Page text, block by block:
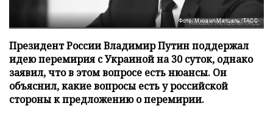
Фото: Михаил Метцель/ТАСС
Президент России Владимир Путин поддержал
идею перемирия с Украиной на 30 суток, однако
заявил, что в этом вопросе есть нюансы. Он
объяснил, какие вопросы есть у российской
стороны к предложению о перемирии.